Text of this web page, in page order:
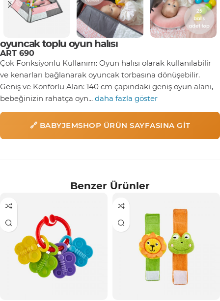
oyuncak toplu oyun halısı
ART 690
Çok Fonksiyonlu Kullanım: Oyun halısı olarak kullanılabilir
ve kenarları bağlanarak oyuncak torbasına dönüşebilir.
Geniş ve Konforlu Alan: 140 cm çapındaki geniş oyun alanı,
bebeğinizin rahatça oyn... daha fazla göster
🔗 BABYJEMSHOP ÜRÜN SAYFASINA GIT
Benzer Ürünler